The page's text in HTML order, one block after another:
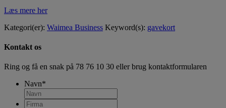
Læs mere her
Kategori(er): Waimea Business Keyword(s): gavekort
Kontakt os
Ring og få en snak på 78 76 10 30 eller brug kontaktformularen
Navn*